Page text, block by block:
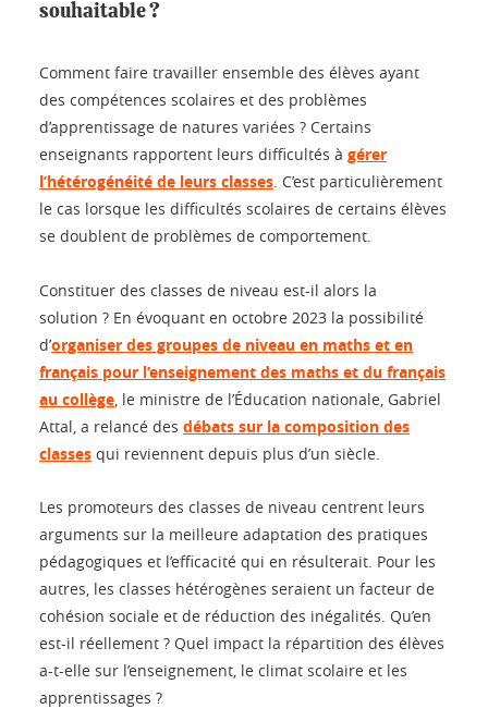
souhaitable ?
Comment faire travailler ensemble des élèves ayant
des compétences scolaires et des problèmes
d’apprentissage de natures variées ? Certains
enseignants rapportent leurs difficultés à gérer
l’hétérogénéité de leurs classes . C’est particulièrement
le cas lorsque les difficultés scolaires de certains élèves
se doublent de problèmes de comportement.
Constituer des classes de niveau est-il alors la
solution ? En évoquant en octobre 2023 la possibilité
d’organiser des groupes de niveau en maths et en
français pour l’enseignement des maths et du français
au collège , le ministre de l’Éducation nationale, Gabriel
Attal, a relancé des débats sur la composition des
classes qui reviennent depuis plus d’un siècle.
Les promoteurs des classes de niveau centrent leurs
arguments sur la meilleure adaptation des pratiques
pédagogiques et l’efficacité qui en résulterait. Pour les
autres, les classes hétérogènes seraient un facteur de
cohésion sociale et de réduction des inégalités. Qu’en
est-il réellement ? Quel impact la répartition des élèves
a-t-elle sur l’enseignement, le climat scolaire et les
apprentissages ?